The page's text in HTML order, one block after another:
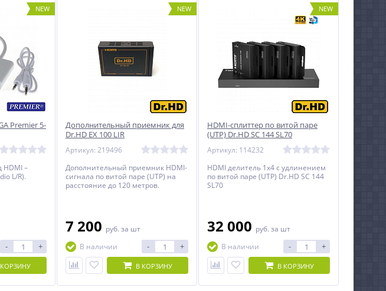
NEW
Premier 5-
HDMI –
L/R).
- +
NEW
Дополнительный приемник для
Dr.HD EX 100 LIR
Артикул: 219496
Дополнительный приемник HDMI-
сигнала по витой паре (UTP) на
расстояние до 120 метров.
7 200 руб. за шт
В наличии
- +
В КОРЗИНУ
NEW
HDMI-сплиттер по витой паре
(UTP) Dr.HD SC 144 SL70
Артикул: 114232
HDMI делитель 1x4 с удлинением
по витой паре (UTP) Dr.HD SC 144
SL70
32 000 руб. за шт
В наличии
- +
В КОРЗИНУ